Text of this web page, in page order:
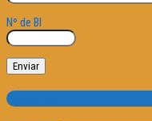
Nº de BI
Categorias